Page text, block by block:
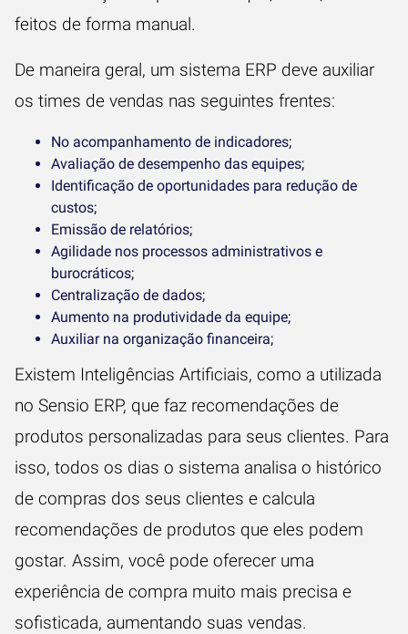
feitos de forma manual.
De maneira geral, um sistema ERP deve auxiliar
os times de vendas nas seguintes frentes:
No acompanhamento de indicadores;
Avaliação de desempenho das equipes;
Identificação de oportunidades para redução de
custos;
Emissão de relatórios;
Agilidade nos processos administrativos e
burocráticos;
Centralização de dados;
Aumento na produtividade da equipe;
Auxiliar na organização financeira;
Existem Inteligências Artificiais, como a utilizada
no Sensio ERP, que faz recomendações de
produtos personalizadas para seus clientes. Para
isso, todos os dias o sistema analisa o histórico
de compras dos seus clientes e calcula
recomendações de produtos que eles podem
gostar. Assim, você pode oferecer uma
experiência de compra muito mais precisa e
sofisticada, aumentando suas vendas.